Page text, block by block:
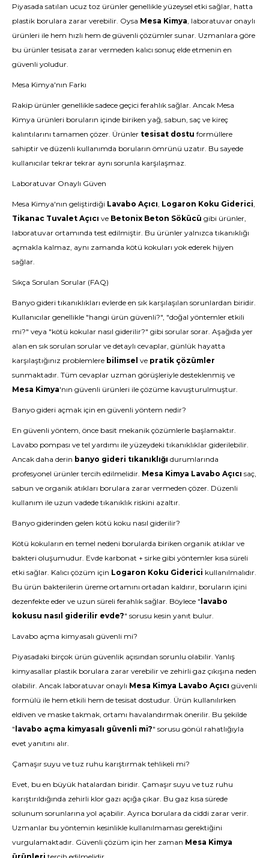
Piyasada satılan ucuz toz ürünler genellikle yüzeysel etki sağlar, hatta
plastik borulara zarar verebilir. Oysa Mesa Kimya, laboratuvar onaylı
ürünleri ile hem hızlı hem de güvenli çözümler sunar. Uzmanlara göre
bu ürünler tesisata zarar vermeden kalıcı sonuç elde etmenin en
güvenli yoludur.
Mesa Kimya'nın Farkı
Rakip ürünler genellikle sadece geçici ferahlık sağlar. Ancak Mesa
Kimya ürünleri boruların içinde biriken yağ, sabun, saç ve kireç
kalıntılarını tamamen çözer. Ürünler tesisat dostu formüllere
sahiptir ve düzenli kullanımda boruların ömrünü uzatır. Bu sayede
kullanıcılar tekrar tekrar aynı sorunla karşılaşmaz.
Laboratuvar Onaylı Güven
Mesa Kimya'nın geliştirdiği Lavabo Açıcı, Logaron Koku Giderici,
Tikanac Tuvalet Açıcı ve Betonix Beton Sökücü gibi ürünler,
laboratuvar ortamında test edilmiştir. Bu ürünler yalnızca tıkanıklığı
açmakla kalmaz, aynı zamanda kötü kokuları yok ederek hijyen
sağlar.
Sıkça Sorulan Sorular (FAQ)
Banyo gideri tıkanıklıkları evlerde en sık karşılaşılan sorunlardan biridir.
Kullanıcılar genellikle "hangi ürün güvenli?", "doğal yöntemler etkili
mi?" veya "kötü kokular nasıl giderilir?" gibi sorular sorar. Aşağıda yer
alan en sık sorulan sorular ve detaylı cevaplar, günlük hayatta
karşılaştığınız problemlere bilimsel ve pratik çözümler
sunmaktadır. Tüm cevaplar uzman görüşleriyle desteklenmiş ve
Mesa Kimya'nın güvenli ürünleri ile çözüme kavuşturulmuştur.
Banyo gideri açmak için en güvenli yöntem nedir?
En güvenli yöntem, önce basit mekanik çözümlerle başlamaktır.
Lavabo pompası ve tel yardımı ile yüzeydeki tıkanıklıklar giderilebilir.
Ancak daha derin banyo gideri tıkanıklığı durumlarında
profesyonel ürünler tercih edilmelidir. Mesa Kimya Lavabo Açıcı saç,
sabun ve organik atıkları borulara zarar vermeden çözer. Düzenli
kullanım ile uzun vadede tıkanıklık riskini azaltır.
Banyo giderinden gelen kötü koku nasıl giderilir?
Kötü kokuların en temel nedeni borularda biriken organik atıklar ve
bakteri oluşumudur. Evde karbonat + sirke gibi yöntemler kısa süreli
etki sağlar. Kalıcı çözüm için Logaron Koku Giderici kullanılmalıdır.
Bu ürün bakterilerin üreme ortamını ortadan kaldırır, boruların içini
dezenfekte eder ve uzun süreli ferahlık sağlar. Böylece " lavabo
kokusu nasıl giderilir evde?" sorusu kesin yanıt bulur.
Lavabo açma kimyasalı güvenli mi?
Piyasadaki birçok ürün güvenlik açısından sorunlu olabilir. Yanlış
kimyasallar plastik borulara zarar verebilir ve zehirli gaz çıkışına neden
olabilir. Ancak laboratuvar onaylı Mesa Kimya Lavabo Açıcı güvenli
formülü ile hem etkili hem de tesisat dostudur. Ürün kullanılırken
eldiven ve maske takmak, ortamı havalandırmak önerilir. Bu şekilde
" lavabo açma kimyasalı güvenli mi?" sorusu gönül rahatlığıyla
evet yanıtını alır.
Çamaşır suyu ve tuz ruhu karıştırmak tehlikeli mi?
Evet, bu en büyük hatalardan biridir. Çamaşır suyu ve tuz ruhu
karıştırıldığında zehirli klor gazı açığa çıkar. Bu gaz kısa sürede
solunum sorunlarına yol açabilir. Ayrıca borulara da ciddi zarar verir.
Uzmanlar bu yöntemin kesinlikle kullanılmaması gerektiğini
vurgulamaktadır. Güvenli çözüm için her zaman Mesa Kimya